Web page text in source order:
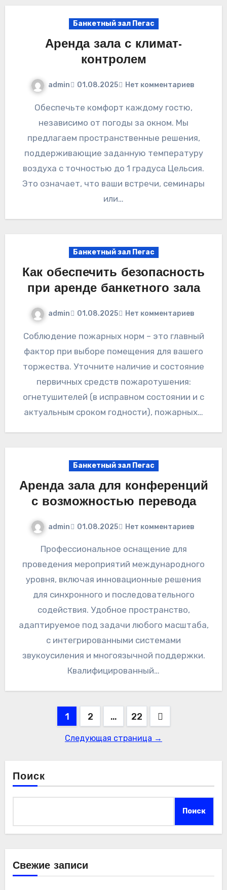
Банкетный зал Пегас
Аренда зала с климат-
контролем
admin 01.08.2025 Нет комментариев
Обеспечьте комфорт каждому гостю,
независимо от погоды за окном. Мы
предлагаем пространственные решения,
поддерживающие заданную температуру
воздуха с точностью до 1 градуса Цельсия.
Это означает, что ваши встречи, семинары
или…
Банкетный зал Пегас
Как обеспечить безопасность
при аренде банкетного зала
admin 01.08.2025 Нет комментариев
Соблюдение пожарных норм – это главный
фактор при выборе помещения для вашего
торжества. Уточните наличие и состояние
первичных средств пожаротушения:
огнетушителей (в исправном состоянии и с
актуальным сроком годности), пожарных…
Банкетный зал Пегас
Аренда зала для конференций
с возможностью перевода
admin 01.08.2025 Нет комментариев
Профессиональное оснащение для
проведения мероприятий международного
уровня, включая инновационные решения
для синхронного и последовательного
содействия. Удобное пространство,
адаптируемое под задачи любого масштаба,
с интегрированными системами
звукоусиления и многоязычной поддержки.
Квалифицированный…
Пагинация
записей
1 2 … 22
Следующая страница →
Поиск
Поиск
Свежие записи